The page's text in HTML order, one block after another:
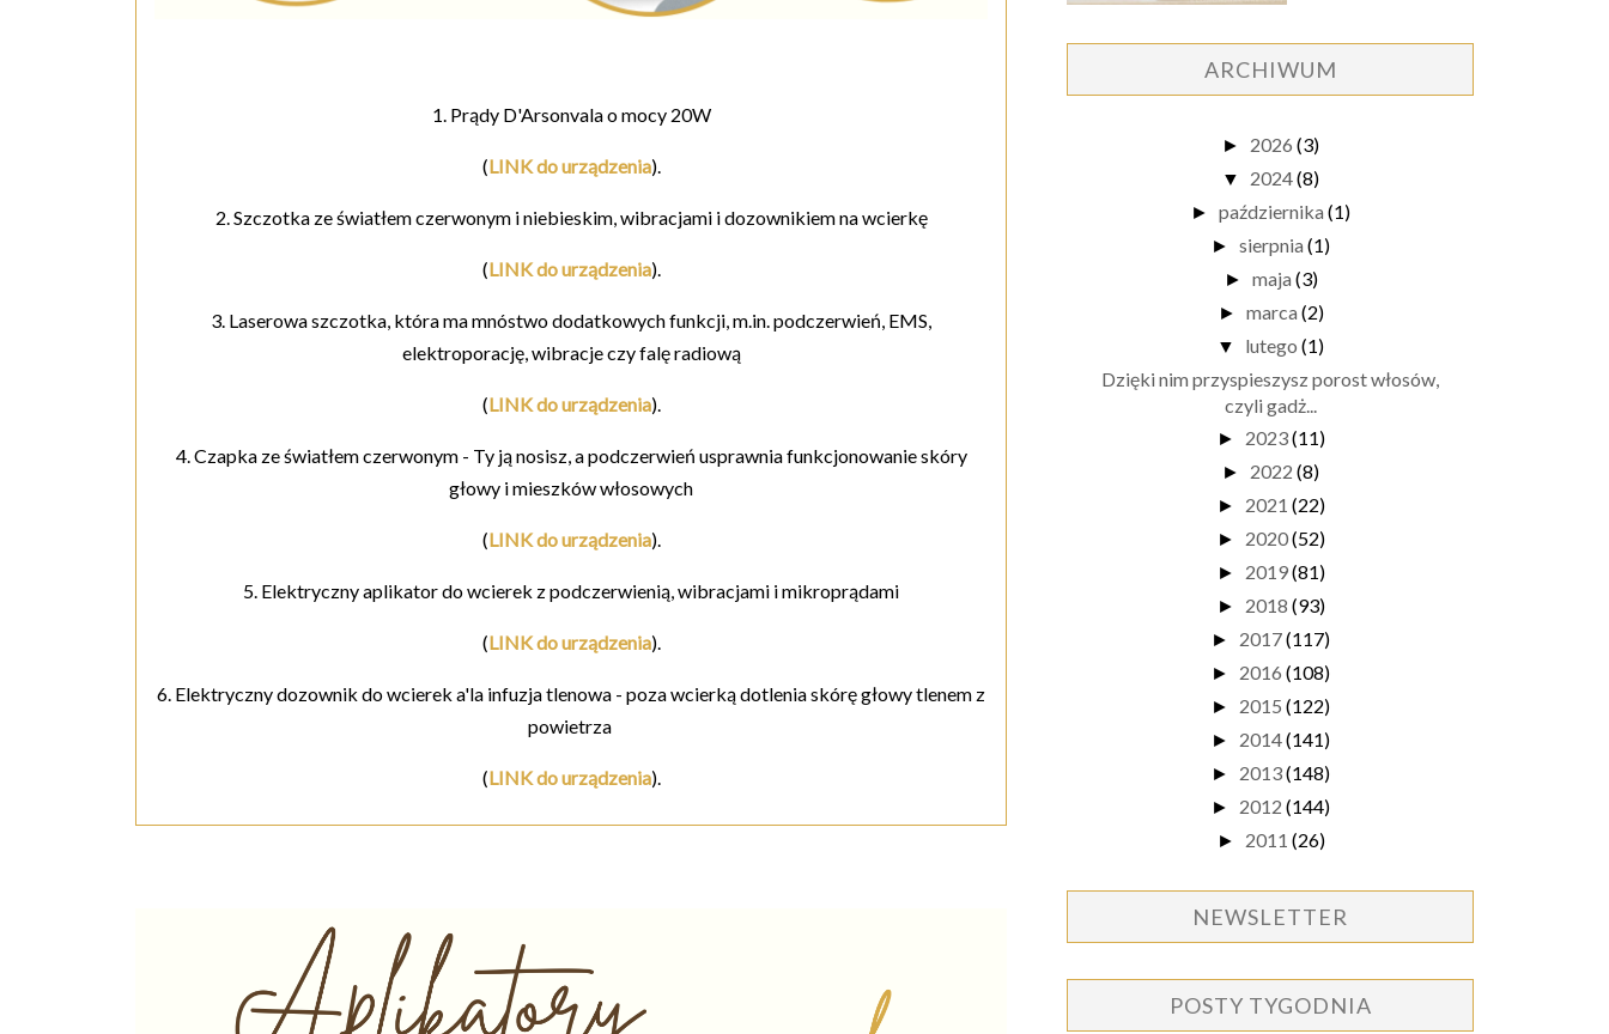
1. Prądy D'Arsonvala o mocy 20W
(LINK do urządzenia).
2. Szczotka ze światłem czerwonym i niebieskim, wibracjami i dozownikiem na wcierkę
(LINK do urządzenia).
3. Laserowa szczotka, która ma mnóstwo dodatkowych funkcji, m.in. podczerwień, EMS,
elektroporację, wibracje czy falę radiową
(LINK do urządzenia).
4. Czapka ze światłem czerwonym - Ty ją nosisz, a podczerwień usprawnia funkcjonowanie skóry
głowy i mieszków włosowych
(LINK do urządzenia).
5. Elektryczny aplikator do wcierek z podczerwienią, wibracjami i mikroprądami
(LINK do urządzenia).
6. Elektryczny dozownik do wcierek a'la infuzja tlenowa - poza wcierką dotlenia skórę głowy tlenem z
powietrza
(LINK do urządzenia).
ARCHIWUM
► 2026 (3)
▼ 2024(8)
► października (1)
► sierpnia (1)
► maja (3)
► marca (2)
▼ lutego (1)
Dzięki nim przyspieszysz porost włosów,
czyli gadż...
► 2023(11)
► 2022 (8)
► 2021 (22)
► 2020(52)
► 2019(81)
► 2018 (93)
► 2017(117)
► 2016 (108)
► 2015 (122)
► 2014(141)
► 2013(148)
► 2012 (144)
► 2011 (26)
NEWSLETTER
POSTY TYGODNIA